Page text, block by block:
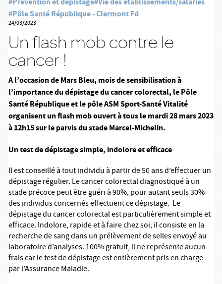
#Pôle Santé République - Clermont Fd
24/03/2023
Un flash mob contre le
cancer !
A l’occasion de Mars Bleu, mois de sensibilisation à
l’importance du dépistage du cancer colorectal, le Pôle
Santé République et le pôle ASM Sport-Santé Vitalité
organisent un flash mob ouvert à tous le mardi 28 mars 2023
à 12h15 sur le parvis du stade Marcel-Michelin.
Un test de dépistage simple, indolore et efficace
Il est conseillé à tout individu à partir de 50 ans d’effectuer un
dépistage régulier. Le cancer colorectal diagnostiqué à un
stade précoce peut être guéri à 90%, pour autant seuls 30%
des individus concernés effectuent ce dépistage. Le
dépistage du cancer colorectal est particulièrement simple et
efficace. Indolore, rapide et à faire chez soi, il consiste en la
recherche de sang dans un prélèvement de selles envoyé au
laboratoire d’analyses. 100% gratuit, il ne représente aucun
frais car le test de dépistage est entièrement pris en charge
par l’Assurance Maladie.